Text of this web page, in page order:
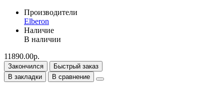
Производители
Elberon
Наличие
В наличии
11890.00р.
Закончился
Быстрый заказ
В закладки
В сравнение